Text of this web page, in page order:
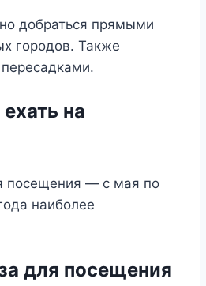
добраться прямыми
городов. Также
на
посещения — с мая по
наиболее
для посещения